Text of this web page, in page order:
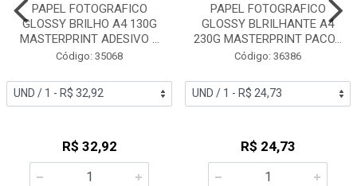
PAPEL FOTOGRAFICO
GLOSSY BRILHO A4 130G
MASTERPRINT ADESIVO ...
Código: 35068
R$ 32,92
PAPEL FOTOGRAFICO
GLOSSY BLRILHANTE A4
230G MASTERPRINT PACO...
Código: 36386
R$ 24,73